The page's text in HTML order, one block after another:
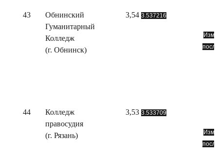
43
Обнинский
Гуманитарный
Колледж
(г. Обнинск)
3,54 3.537216
44
Колледж
правосудия
(г. Рязань)
3,53 3.533709